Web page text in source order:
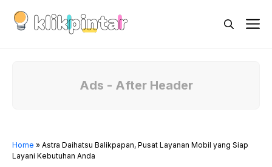
Ads - After Header
Home » Astra Daihatsu Balikpapan, Pusat Layanan Mobil yang Siap
Layani Kebutuhan Anda